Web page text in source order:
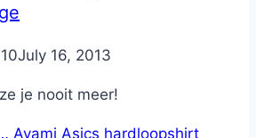
July 16, 2013
je nooit meer!
Ayami Asics hardloopshirt